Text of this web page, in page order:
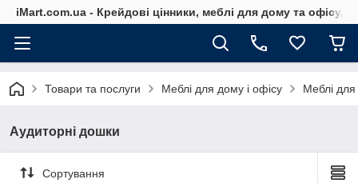
iMart.com.ua - Крейдові цінники, меблі для дому та офісу,
Товари та послуги Меблі для дому і офісу Меблі для
Аудиторні дошки
Сортування